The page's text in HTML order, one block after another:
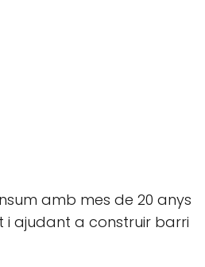
amb mes de 20 anys
i ajudant a construir barri